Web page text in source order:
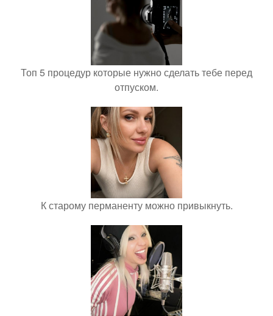
Топ 5 процедур которые нужно сделать тебе перед
отпуском.
К старому перманенту можно привыкнуть.